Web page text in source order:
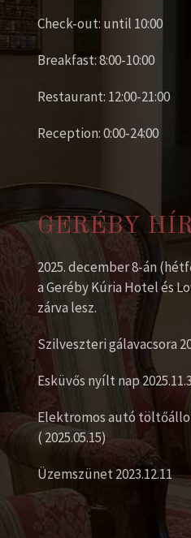
Check-out: until 10:00
Breakfast: 8:00-10:00
Restaurant: 12:00-21:00
Reception: 0:00-24:00
GERÉBY
2025. december 8-án
a Geréby Kúria Hotel és
zárva lesz.
Szilveszteri gálavacsora
Esküvős nyílt nap
Elektromos autó
( 2025.05.15)
Üzemszünet 2023.12.11